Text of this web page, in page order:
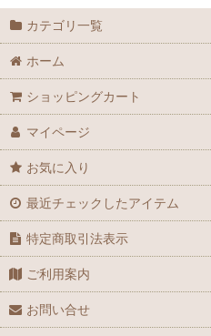
カテゴリ一覧
ホーム
ショッピングカート
マイページ
お気に入り
最近チェックしたアイテム
特定商取引法表示
ご利用案内
お問い合せ